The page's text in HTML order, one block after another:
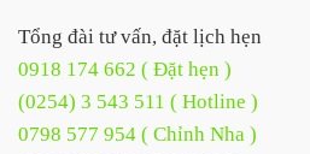
Tổng đài tư vấn, đặt lịch hẹn
0918 174 662 ( Đặt hẹn )
(0254) 3 543 511 ( Hotline )
0798 577 954 ( Chỉnh Nha )